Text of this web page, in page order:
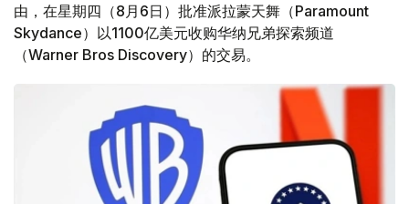
由，在星期四（8月6日）批准派拉蒙天舞（Paramount
Skydance）以1100亿美元收购华纳兄弟探索频道
（Warner Bros Discovery）的交易。